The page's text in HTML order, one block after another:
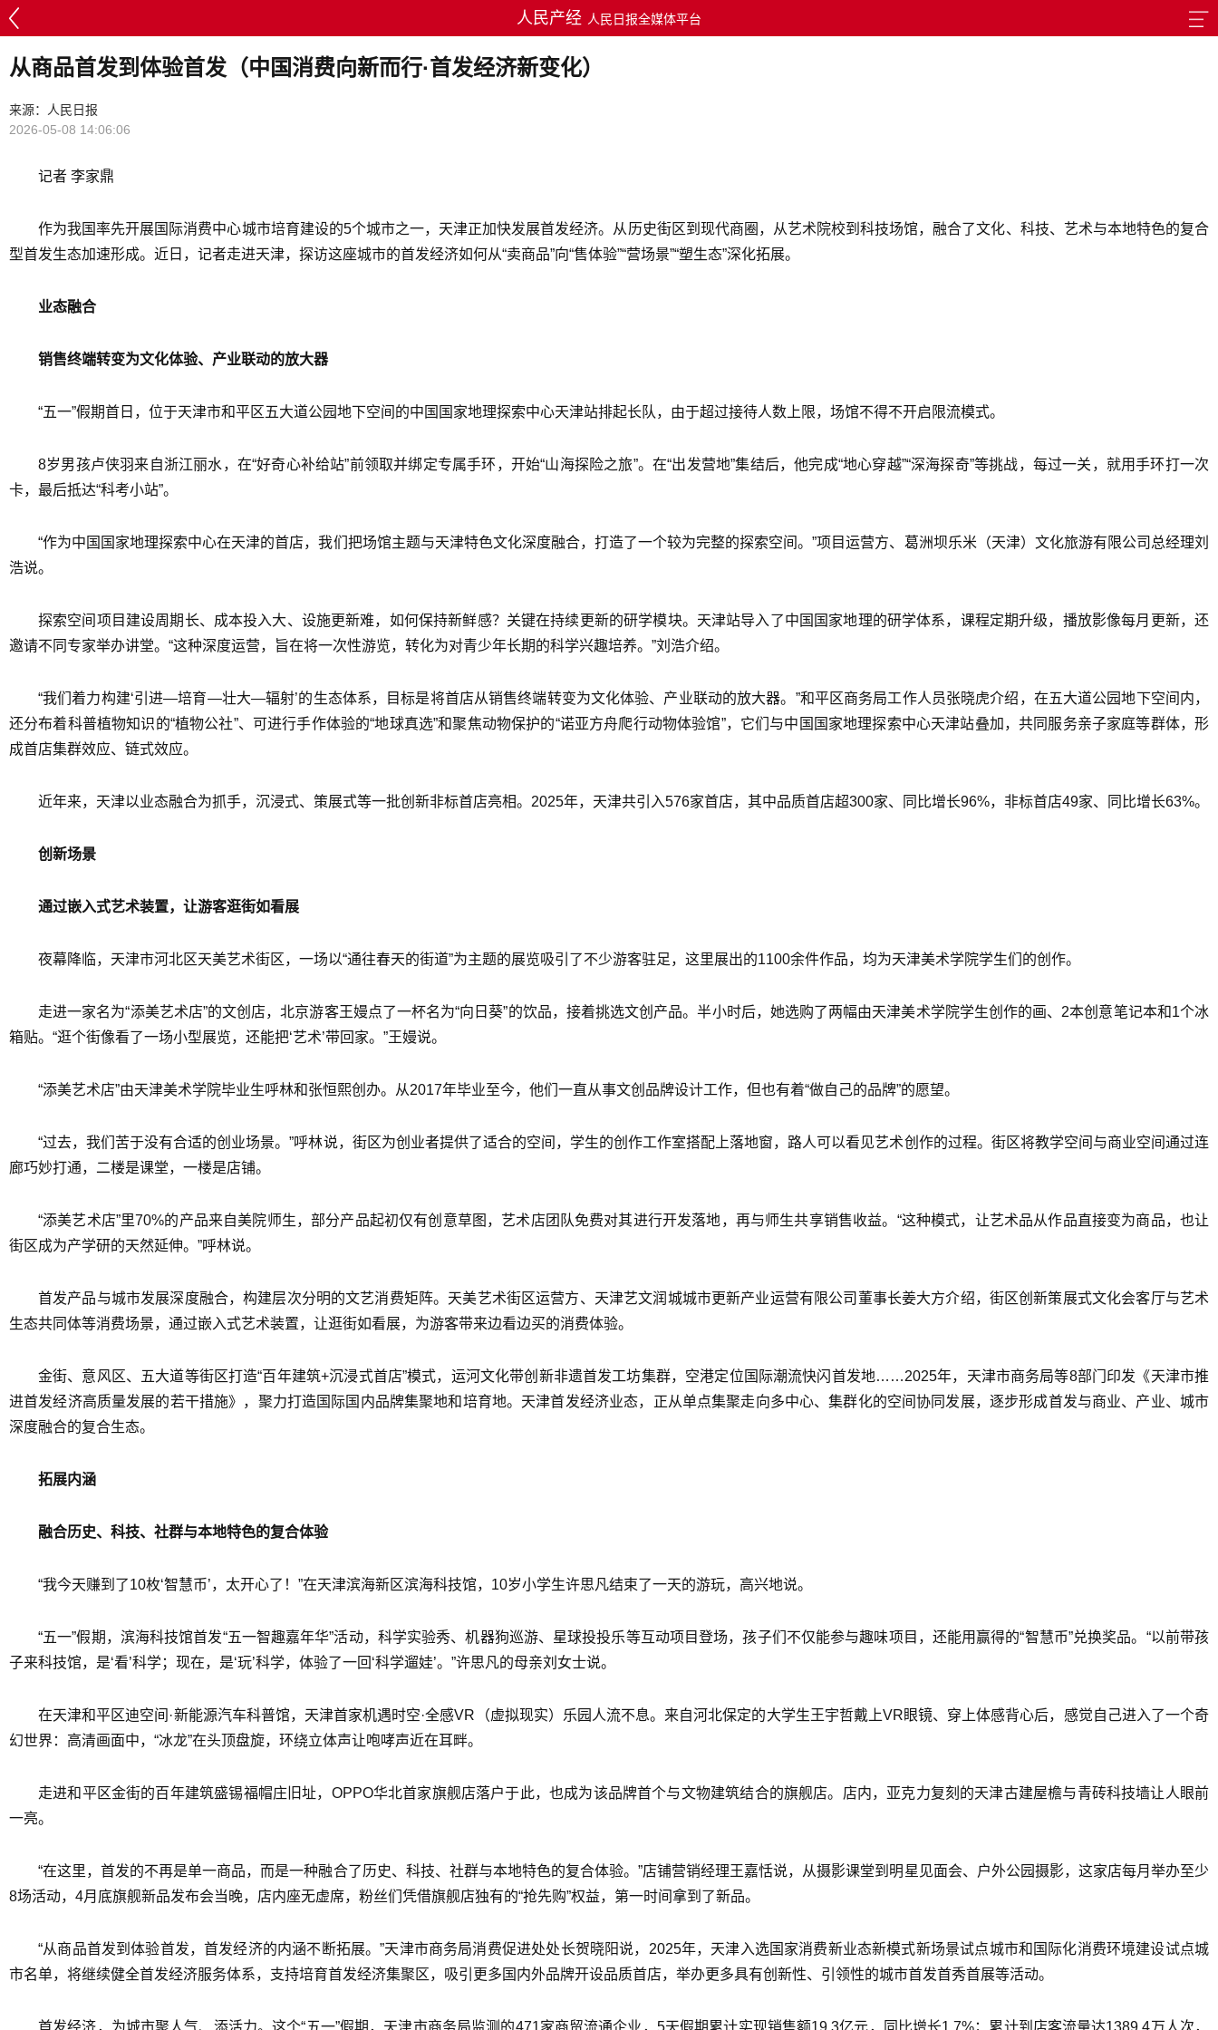
人民产经 人民日报全媒体平台
从商品首发到体验首发（中国消费向新而行·首发经济新变化）
来源：人民日报
2026-05-08 14:06:06
记者 李家鼎
作为我国率先开展国际消费中心城市培育建设的5个城市之一，天津正加快发展首发经济。从历史街区到现代商圈，从艺术院校到科技场馆，融合了文化、科技、艺术与本地特色的复合
型首发生态加速形成。近日，记者走进天津，探访这座城市的首发经济如何从“卖商品”向“售体验”“营场景”“塑生态”深化拓展。
业态融合
销售终端转变为文化体验、产业联动的放大器
“五一”假期首日，位于天津市和平区五大道公园地下空间的中国国家地理探索中心天津站排起长队，由于超过接待人数上限，场馆不得不开启限流模式。
8岁男孩卢侠羽来自浙江丽水，在“好奇心补给站”前领取并绑定专属手环，开始“山海探险之旅”。在“出发营地”集结后，他完成“地心穿越”“深海探奇”等挑战，每过一关，就用手环打一次
卡，最后抵达“科考小站”。
“作为中国国家地理探索中心在天津的首店，我们把场馆主题与天津特色文化深度融合，打造了一个较为完整的探索空间。”项目运营方、葛洲坝乐米（天津）文化旅游有限公司总经理刘
浩说。
探索空间项目建设周期长、成本投入大、设施更新难，如何保持新鲜感？关键在持续更新的研学模块。天津站导入了中国国家地理的研学体系，课程定期升级，播放影像每月更新，还
邀请不同专家举办讲堂。“这种深度运营，旨在将一次性游览，转化为对青少年长期的科学兴趣培养。”刘浩介绍。
“我们着力构建‘引进—培育—壮大—辐射’的生态体系，目标是将首店从销售终端转变为文化体验、产业联动的放大器。”和平区商务局工作人员张晓虎介绍，在五大道公园地下空间内，
还分布着科普植物知识的“植物公社”、可进行手作体验的“地球真选”和聚焦动物保护的“诺亚方舟爬行动物体验馆”，它们与中国国家地理探索中心天津站叠加，共同服务亲子家庭等群体，形
成首店集群效应、链式效应。
近年来，天津以业态融合为抓手，沉浸式、策展式等一批创新非标首店亮相。2025年，天津共引入576家首店，其中品质首店超300家、同比增长96%，非标首店49家、同比增长63%。
创新场景
通过嵌入式艺术装置，让游客逛街如看展
夜幕降临，天津市河北区天美艺术街区，一场以“通往春天的街道”为主题的展览吸引了不少游客驻足，这里展出的1100余件作品，均为天津美术学院学生们的创作。
走进一家名为“添美艺术店”的文创店，北京游客王嫚点了一杯名为“向日葵”的饮品，接着挑选文创产品。半小时后，她选购了两幅由天津美术学院学生创作的画、2本创意笔记本和1个冰
箱贴。“逛个街像看了一场小型展览，还能把‘艺术’带回家。”王嫚说。
“添美艺术店”由天津美术学院毕业生呼林和张恒熙创办。从2017年毕业至今，他们一直从事文创品牌设计工作，但也有着“做自己的品牌”的愿望。
“过去，我们苦于没有合适的创业场景。”呼林说，街区为创业者提供了适合的空间，学生的创作工作室搭配上落地窗，路人可以看见艺术创作的过程。街区将教学空间与商业空间通过连
廊巧妙打通，二楼是课堂，一楼是店铺。
“添美艺术店”里70%的产品来自美院师生，部分产品起初仅有创意草图，艺术店团队免费对其进行开发落地，再与师生共享销售收益。“这种模式，让艺术品从作品直接变为商品，也让
街区成为产学研的天然延伸。”呼林说。
首发产品与城市发展深度融合，构建层次分明的文艺消费矩阵。天美艺术街区运营方、天津艺文润城城市更新产业运营有限公司董事长姜大方介绍，街区创新策展式文化会客厅与艺术
生态共同体等消费场景，通过嵌入式艺术装置，让逛街如看展，为游客带来边看边买的消费体验。
金街、意风区、五大道等街区打造“百年建筑+沉浸式首店”模式，运河文化带创新非遗首发工坊集群，空港定位国际潮流快闪首发地……2025年，天津市商务局等8部门印发《天津市推
进首发经济高质量发展的若干措施》，聚力打造国际国内品牌集聚地和培育地。天津首发经济业态，正从单点集聚走向多中心、集群化的空间协同发展，逐步形成首发与商业、产业、城市
深度融合的复合生态。
拓展内涵
融合历史、科技、社群与本地特色的复合体验
“我今天赚到了10枚‘智慧币’，太开心了！”在天津滨海新区滨海科技馆，10岁小学生许思凡结束了一天的游玩，高兴地说。
“五一”假期，滨海科技馆首发“五一智趣嘉年华”活动，科学实验秀、机器狗巡游、星球投投乐等互动项目登场，孩子们不仅能参与趣味项目，还能用赢得的“智慧币”兑换奖品。“以前带孩
子来科技馆，是‘看’科学；现在，是‘玩’科学，体验了一回‘科学遛娃’。”许思凡的母亲刘女士说。
在天津和平区迪空间·新能源汽车科普馆，天津首家机遇时空·全感VR（虚拟现实）乐园人流不息。来自河北保定的大学生王宇哲戴上VR眼镜、穿上体感背心后，感觉自己进入了一个奇
幻世界：高清画面中，“冰龙”在头顶盘旋，环绕立体声让咆哮声近在耳畔。
走进和平区金街的百年建筑盛锡福帽庄旧址，OPPO华北首家旗舰店落户于此，也成为该品牌首个与文物建筑结合的旗舰店。店内，亚克力复刻的天津古建屋檐与青砖科技墙让人眼前
一亮。
“在这里，首发的不再是单一商品，而是一种融合了历史、科技、社群与本地特色的复合体验。”店铺营销经理王嘉恬说，从摄影课堂到明星见面会、户外公园摄影，这家店每月举办至少
8场活动，4月底旗舰新品发布会当晚，店内座无虚席，粉丝们凭借旗舰店独有的“抢先购”权益，第一时间拿到了新品。
“从商品首发到体验首发，首发经济的内涵不断拓展。”天津市商务局消费促进处处长贺晓阳说，2025年，天津入选国家消费新业态新模式新场景试点城市和国际化消费环境建设试点城
市名单，将继续健全首发经济服务体系，支持培育首发经济集聚区，吸引更多国内外品牌开设品质首店，举办更多具有创新性、引领性的城市首发首秀首展等活动。
首发经济，为城市聚人气、添活力。这个“五一”假期，天津市商务局监测的471家商贸流通企业，5天假期累计实现销售额19.3亿元，同比增长1.7%；累计到店客流量达1389.4万人次，